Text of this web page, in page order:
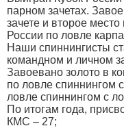
парном зачетах.
зачете и второе
России по ловле
Наши спиннингисты
командном и личном
Завоевано золото в
по ловле спиннингом
ловле спиннингом с
По итогам года,
КМС – 27;